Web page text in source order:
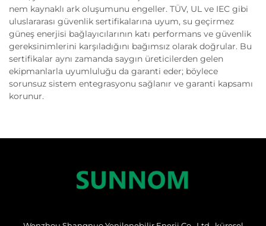
nem kaynaklı ark oluşumunu engeller. TÜV, UL ve IEC gibi
uluslararası güvenlik sertifikalarına uyum, su geçirmez
güneş enerjisi bağlayıcılarının katı performans ve güvenlik
gereksinimlerini karşıladığını bağımsız olarak doğrular. Bu
sertifikalar aynı zamanda saygın üreticilerden gelen
ekipmanlarla uyumluluğu da garanti eder; böylece
sorunsuz sistem entegrasyonu sağlanır ve garanti kapsamı
korunur.